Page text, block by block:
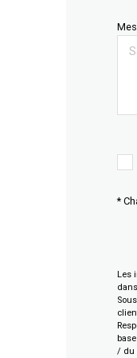
*
Les
/ du